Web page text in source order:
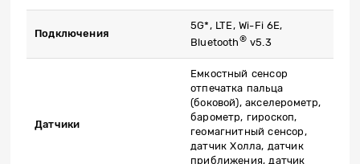
Подключения
5G*, LTE, Wi-Fi 6E,
Bluetooth®v5.3
Датчики
Емкостный сенсор
отпечатка пальца
(боковой), акселерометр,
барометр, гироскоп,
геомагнитный сенсор,
датчик Холла, датчик
приближения, датчик